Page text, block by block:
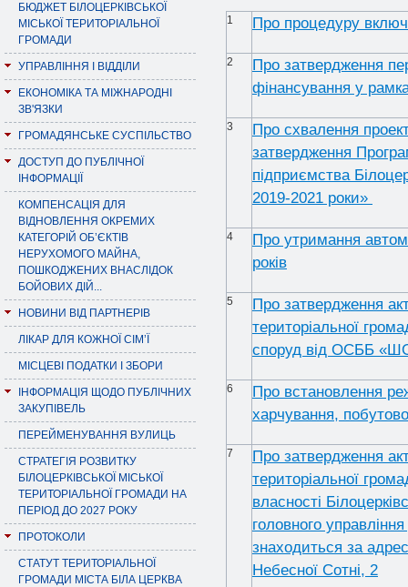
БЮДЖЕТ БІЛОЦЕРКІВСЬКОЇ
МІСЬКОЇ ТЕРИТОРІАЛЬНОЇ
ГРОМАДИ
УПРАВЛІННЯ І ВІДДІЛИ
ЕКОНОМІКА ТА МІЖНАРОДНІ
ЗВ'ЯЗКИ
ГРОМАДЯНСЬКЕ СУСПІЛЬСТВО
ДОСТУП ДО ПУБЛІЧНОЇ
ІНФОРМАЦІЇ
КОМПЕНСАЦІЯ ДЛЯ
ВІДНОВЛЕННЯ ОКРЕМИХ
КАТЕГОРІЙ ОБ’ЄКТІВ
НЕРУХОМОГО МАЙНА,
ПОШКОДЖЕНИХ ВНАСЛІДОК
БОЙОВИХ ДІЙ...
НОВИНИ ВІД ПАРТНЕРІВ
ЛІКАР ДЛЯ КОЖНОЇ СІМ’Ї
МІСЦЕВІ ПОДАТКИ І ЗБОРИ
ІНФОРМАЦІЯ ЩОДО ПУБЛІЧНИХ
ЗАКУПІВЕЛЬ
ПЕРЕЙМЕНУВАННЯ ВУЛИЦЬ
СТРАТЕГІЯ РОЗВИТКУ
БІЛОЦЕРКІВСЬКОЇ МІСЬКОЇ
ТЕРИТОРІАЛЬНОЇ ГРОМАДИ НА
ПЕРІОД ДО 2027 РОКУ
ПРОТОКОЛИ
СТАТУТ ТЕРИТОРІАЛЬНОЇ
ГРОМАДИ МІСТА БІЛА ЦЕРКВА
1 Про процедуру
2
Про затвердження
фінансування у
3
Про схвалення
затвердження
підприємства
2019-2021 роки»
4
Про утримання
років
5
Про затвердження
територіальної
споруд від ОСББ
6
Про встановлення
харчування,
7
Про затвердження
територіальної
власності
головного
знаходиться за
Небесної Сотні, 2